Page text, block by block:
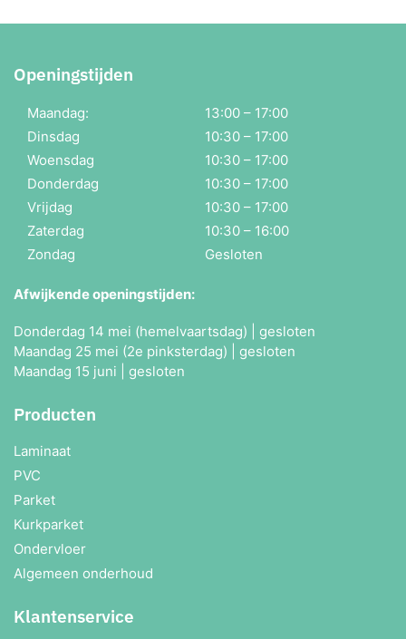
Openingstijden
Maandag:
13:00 – 17:00
Dinsdag
10:30 – 17:00
Woensdag
10:30 – 17:00
Donderdag
10:30 – 17:00
Vrijdag
10:30 – 17:00
Zaterdag
10:30 – 16:00
Zondag
Gesloten
Afwijkende openingstijden:
Donderdag 14 mei (hemelvaartsdag) | gesloten
Maandag 25 mei (2e pinksterdag) | gesloten
Maandag 15 juni | gesloten
Producten
Laminaat
PVC
Parket
Kurkparket
Ondervloer
Algemeen onderhoud
Klantenservice